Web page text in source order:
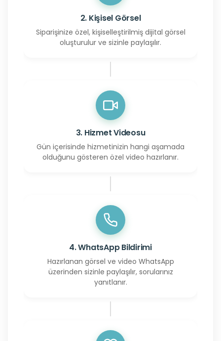
2. Kişisel Görsel
Siparişinize özel, kişiselleştirilmiş dijital görsel
oluşturulur ve sizinle paylaşılır.
3. Hizmet Videosu
Gün içerisinde hizmetinizin hangi aşamada
olduğunu gösteren özel video hazırlanır.
4. WhatsApp Bildirimi
Hazırlanan görsel ve video WhatsApp
üzerinden sizinle paylaşılır, sorularınız
yanıtlanır.